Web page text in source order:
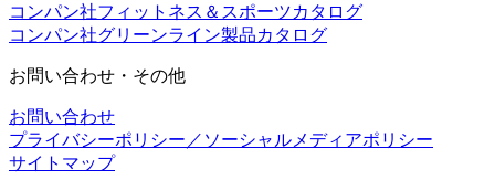
コンパン社フィットネス＆スポーツカタログ
コンパン社グリーンライン製品カタログ
お問い合わせ・その他
お問い合わせ
プライバシーポリシー／ソーシャルメディアポリシー
サイトマップ